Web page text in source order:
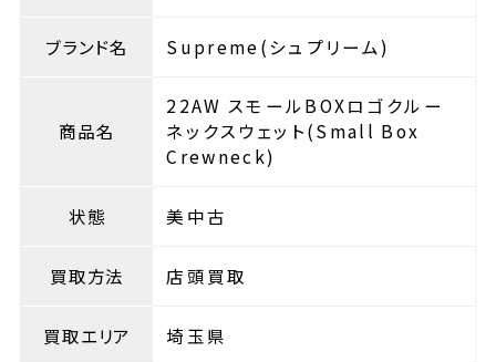
ブランド名 Supreme(シュプリーム)
商品名
22AW スモールBOXロゴクルー
ネックスウェット(Small Box
Crewneck)
状態 美中古
買取方法 店頭買取
買取エリア 埼玉県